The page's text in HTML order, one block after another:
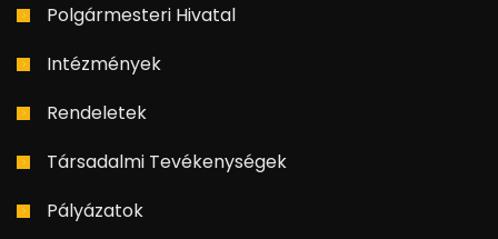
Polgármesteri Hivatal
Intézmények
Rendeletek
Társadalmi Tevékenységek
Pályázatok